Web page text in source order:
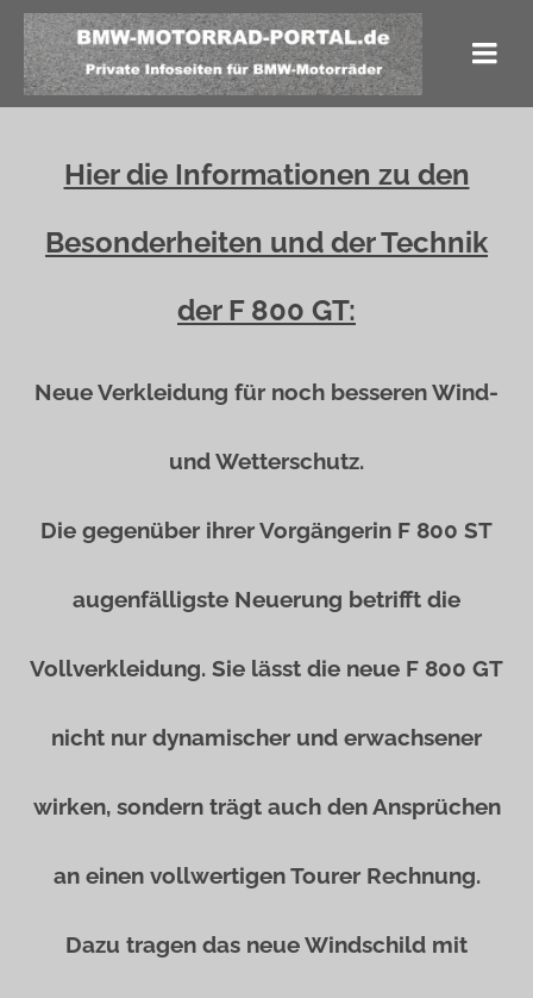
Hier die Informationen zu den
Besonderheiten und der Technik
der F 800 GT:
Neue Verkleidung für noch besseren Wind-
und Wetterschutz.
Die gegenüber ihrer Vorgängerin F 800 ST
augenfälligste Neuerung betrifft die
Vollverkleidung. Sie lässt die neue F 800 GT
nicht nur dynamischer und erwachsener
wirken, sondern trägt auch den Ansprüchen
an einen vollwertigen Tourer Rechnung.
Dazu tragen das neue Windschild mit